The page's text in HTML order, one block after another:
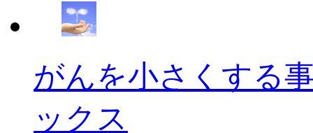
がんを小さくする
ックス